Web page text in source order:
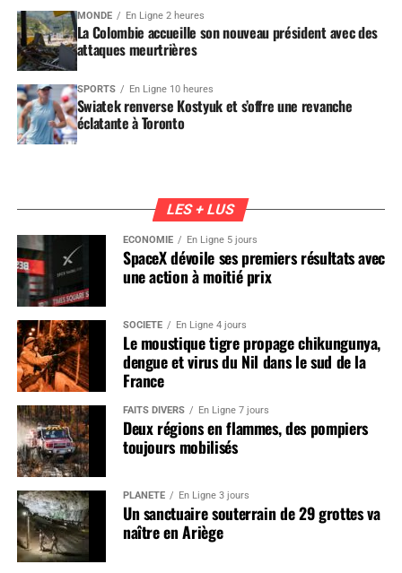
MONDE En Ligne 2 heures
La Colombie accueille son nouveau président avec des
attaques meurtrières
SPORTS En Ligne 10 heures
Swiatek renverse Kostyuk et s’offre une revanche
éclatante à Toronto
LES + LUS
ÉCONOMIE En Ligne 5 jours
SpaceX dévoile ses premiers résultats avec
une action à moitié prix
SOCIÉTÉ En Ligne 4 jours
Le moustique tigre propage chikungunya,
dengue et virus du Nil dans le sud de la
France
FAITS DIVERS En Ligne 7 jours
Deux régions en flammes, des pompiers
toujours mobilisés
PLANÈTE En Ligne 3 jours
Un sanctuaire souterrain de 29 grottes va
naître en Ariège